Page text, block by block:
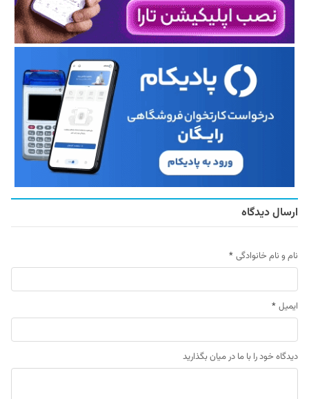
ارسال دیدگاه
نام و نام خانوادگی *
ایمیل *
دیدگاه خود را با ما در میان بگذارید